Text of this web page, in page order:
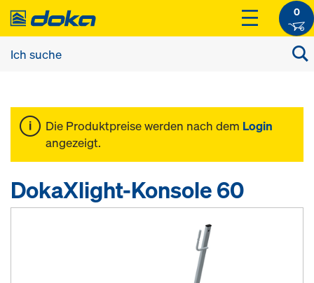
0
Die Produktpreise werden nach dem Login
angezeigt.
DokaXlight-Konsole 60